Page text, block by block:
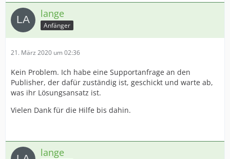
lange
Anfänger
21. März 2020 um 02:36
Kein Problem. Ich habe eine Supportanfrage an den
Publisher, der dafür zuständig ist, geschickt und warte ab,
was ihr Lösungsansatz ist.
Vielen Dank für die Hilfe bis dahin.
lange